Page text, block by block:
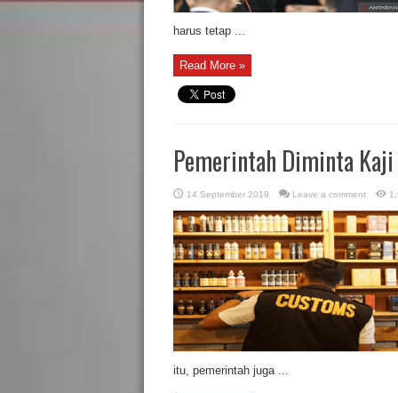
harus tetap ...
Read More »
Pemerintah Diminta
14 September 2019 Leave a comment
itu, pemerintah juga ...